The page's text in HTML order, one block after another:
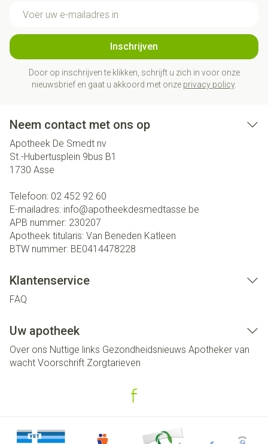
Inschrijven
Door op inschrijven te klikken, schrijft u zich in voor onze
nieuwsbrief en gaat u akkoord met onze privacy policy.
Neem contact met ons op
Apotheek De Smedt nv
St.-Hubertusplein 9bus B1
1730 Asse
Telefoon: 02 452 92 60
E-mailadres: info@apotheekdesmedtasse.be
APB nummer: 230207
Apotheek titularis: Van Beneden Katleen
BTW nummer: BE0414478228
Klantenservice
FAQ
Uw apotheek
Over ons Nuttige links Gezondheidsnieuws Apotheker van
wacht Voorschrift Zorgtarieven